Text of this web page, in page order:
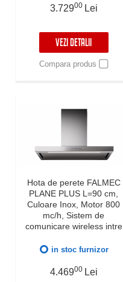
Fabricatie Italia
3.72900 Lei
VEZI DETALII
Compara produs
Hota de perete FALMEC
PLANE PLUS L=90 cm,
Culoare Inox, Motor 800
mc/h, Sistem de
comunicare wireless intre
Aspiratie perimetrala,
Dynamic Control
in stoc furnizor
4.46900 Lei